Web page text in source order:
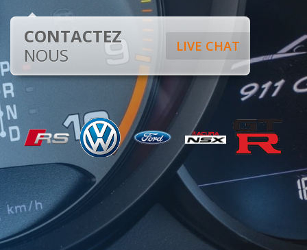
LIVE CHAT
CONTACTEZ
NOUS